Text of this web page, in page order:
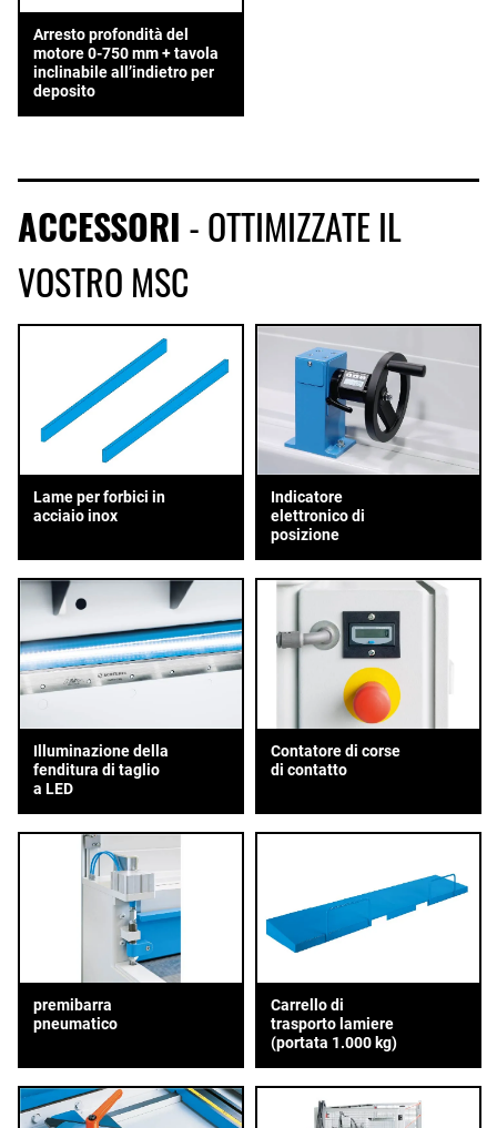
Arresto profondità del
motore 0-750 mm + tavola
inclinabile all’indietro per
deposito
ACCESSORI - OTTIMIZZATE IL
VOSTRO MSC
Lame per forbici in
acciaio inox
Indicatore
elettronico di
posizione
Illuminazione della
fenditura di taglio
a LED
Contatore di corse
di contatto
premibarra
pneumatico
Carrello di
trasporto lamiere
(portata 1.000 kg)